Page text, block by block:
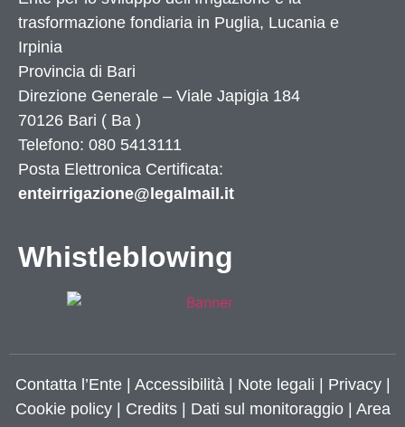
trasformazione fondiaria in Puglia, Lucania e
Irpinia
Provincia di Bari
Direzione Generale – Viale Japigia 184
70126 Bari ( Ba )
Telefono: 080 5413111
Posta Elettronica Certificata:
enteirrigazione@legalmail.it
Whistleblowing
Contatta l’Ente| Accessibilità| Note legali Privacy|
Cookie policy| Credits| Dati sul monitoraggio | Area